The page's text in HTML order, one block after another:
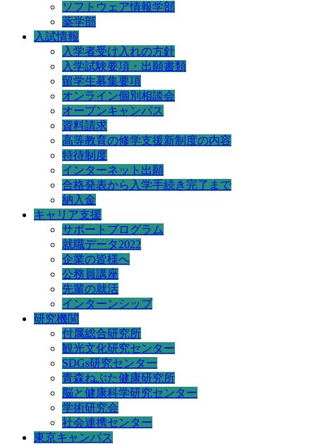
ソフトウェア情報学部
薬学部
入試情報
入学者受け入れの方針
入学試験要項・出願書類
留学生募集要項
オンライン個別相談会
オープンキャンパス
資料請求
高等教育の修学支援新制度の内容
特待制度
インターネット出願
合格発表から入学手続き完了まで
納入金
キャリア支援
サポートプログラム
就職データ2022
企業の皆様へ
公務員講座
先輩の就活
インターンシップ
研究機関
付属総合研究所
観光文化研究センター
SDGs研究センター
青森ねぶた健康研究所
脳と健康科学研究センター
学術研究会
社会連携センター
東京キャンパス